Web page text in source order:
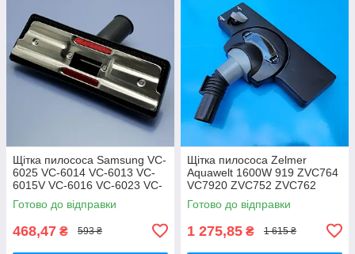
Щітка пилососа Samsung VC-
6025 VC-6014 VC-6013 VC-
6015V VC-6016 VC-6023 VC-
6024 для ламіната паркета
Готово до відправки
468,47 ₴ 593 ₴
Щітка пилососа Zelmer
Aquawelt 1600W 919 ZVC764
VC7920 ZVC752 ZVC762
ZVC763 Aquos 829 ZVC722
Aquario 819 ZVC712 оригінал
Готово до відправки
1 275,85 ₴ 1 615 ₴